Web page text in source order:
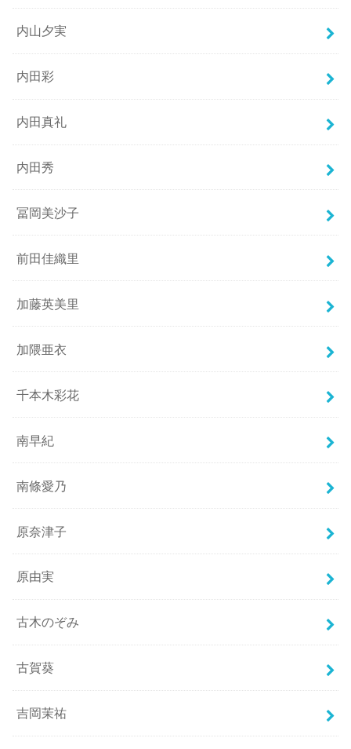
内山夕実
内田彩
内田真礼
内田秀
冨岡美沙子
前田佳織里
加藤英美里
加隈亜衣
千本木彩花
南早紀
南條愛乃
原奈津子
原由実
古木のぞみ
古賀葵
吉岡茉祐